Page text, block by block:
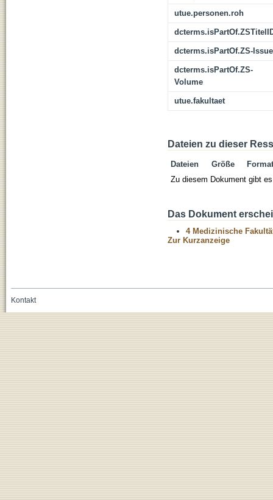
utue.personen.roh
dcterms.isPartOf.ZS-Issue
dcterms.isPartOf.ZS-
Volume
utue.fakultaet
Dateien zu dieser
Dateien Größe
Format
Zu diesem Dokument gibt
Das Dokument
4 Medizinische
Zur Kurzanzeige
Kontakt